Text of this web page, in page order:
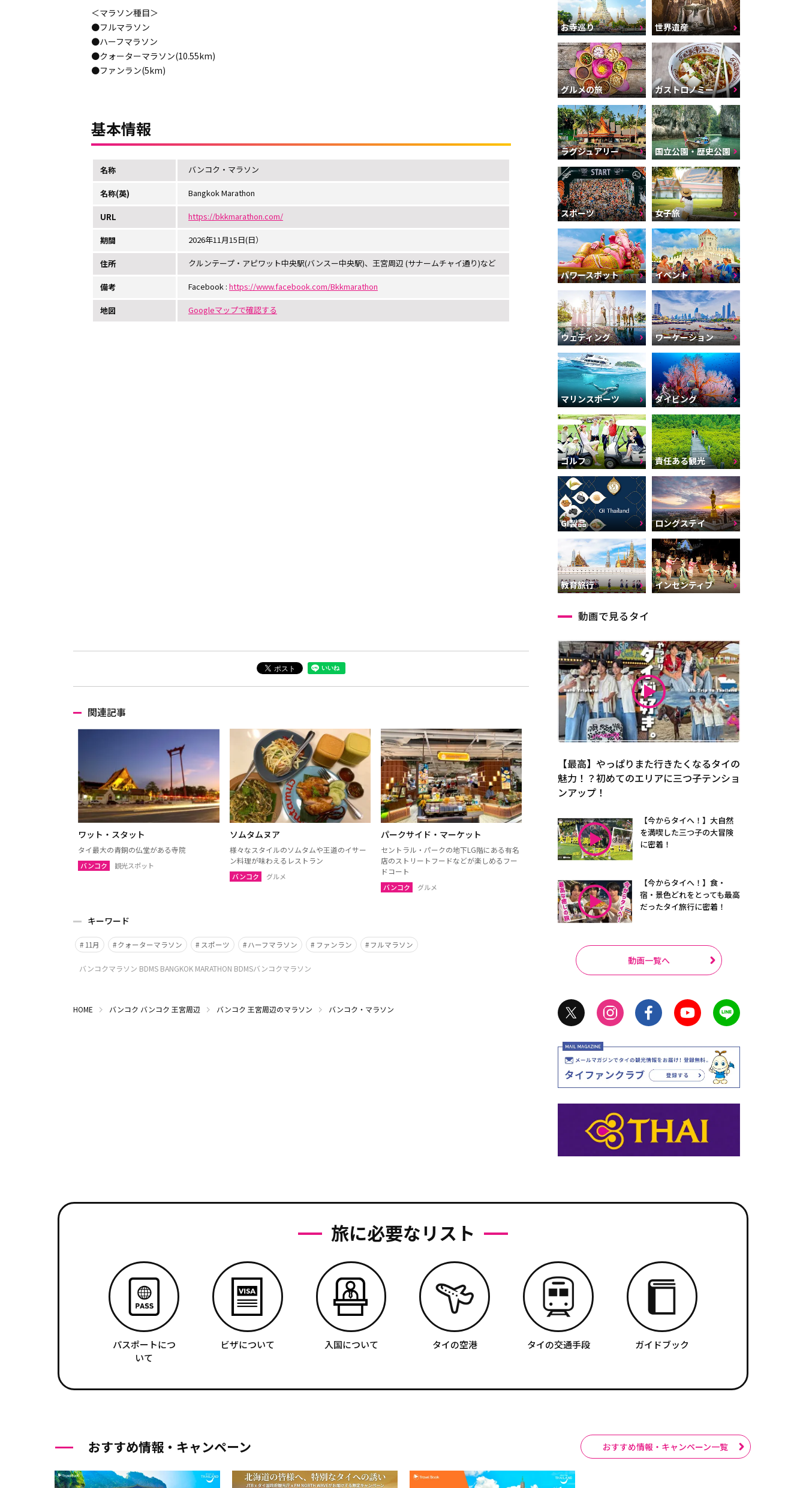
＜マラソン種目＞
●フルマラソン
●ハーフマラソン
●クォーターマラソン(10.55km)
●ファンラン(5km)
基本情報
名称 バンコク・マラソン
名称(英) Bangkok Marathon
URL https://bkkmarathon.com/
期間 2026年11月15日(日）
住所 クルンテープ・アピワット中央駅(バンスー中央駅)、王宮周辺 (サナームチャイ通り)など
備考 Facebook : https://www.facebook.com/Bkkmarathon
地図 Googleマップで確認する
関連記事
ワット・スタット
タイ最大の青銅の仏堂がある寺院
バンコク 観光スポット
ソムタムヌア
様々なスタイルのソムタムや王道のイサー
ン料理が味わえるレストラン
バンコク グルメ
パークサイド・マーケット
セントラル・パークの地下LG階にある有名
店のストリートフードなどが楽しめるフー
ドコート
バンコク グルメ
キーワード
11月 クォーターマラソン スポーツ ハーフマラソン ファンラン フルマラソン
バンコクマラソン BDMS BANGKOK MARATHON BDMSバンコクマラソン
HOME バンコク バンコク 王宮周辺 バンコク 王宮周辺のマラソン バンコク・マラソン
お寺巡り 世界遺産
グルメの旅 ガストロノミー
ラグジュアリー 国立公園・歴史公園
スポーツ 女子旅
パワースポット イベント
ウェディング ワーケーション
マリンスポーツ ダイビング
ゴルフ 責任ある観光
GI製品 ロングステイ
教育旅行 インセンティブ
動画で見るタイ
【最高】やっぱりまた行きたくなるタイの
魅力！？初めてのエリアに三つ子テンショ
ンアップ！
【今からタイへ！】大自然
を満喫した三つ子の大冒険
に密着！
【今からタイへ！】食・
宿・景色どれをとっても最高
だったタイ旅行に密着！
動画一覧へ
旅に必要なリスト
パスポートにつ
いて
ビザについて 入国について タイの空港 タイの交通手段 ガイドブック
おすすめ情報・キャンペーン おすすめ情報・キャンペーン一覧